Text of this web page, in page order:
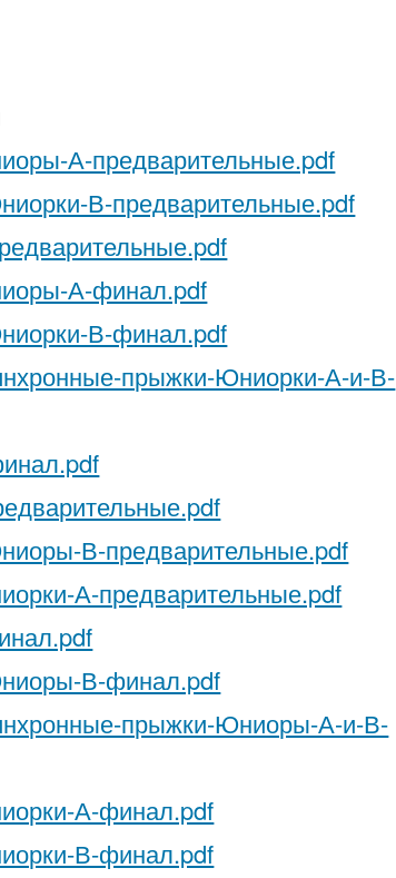
А-предварительные.pdf
В-предварительные.pdf
А-финал.pdf
В-финал.pdf
прыжки-Юниорки-А-и-В-
В-предварительные.pdf
А-предварительные.pdf
В-финал.pdf
прыжки-Юниоры-А-и-В-
А-финал.pdf
В-финал.pdf